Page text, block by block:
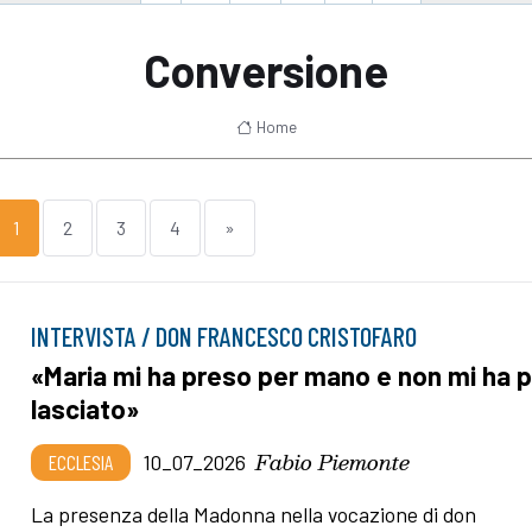
Conversione
Home
1 2 3 4 »
INTERVISTA / DON FRANCESCO CRISTOFARO
«Maria mi ha preso per mano e non mi ha
lasciato»
ECCLESIA 10_07_2026 Fabio Piemonte
La presenza della Madonna nella vocazione di don